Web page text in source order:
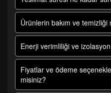
Ürünlerin bakım ve temizliği
Enerji verimliliği ve
Fiyatlar ve ödeme
misiniz?